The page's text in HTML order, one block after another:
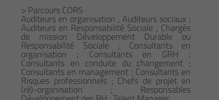
> Parcours CORS
Auditeurs en organisation ; Auditeurs sociaux ;
Auditeurs en Responsabilité Sociale ; Chargés
de mission Développement Durable ou
Responsabilité Sociale ; Consultants en
organisation ; Consultants en GRH ;
Consultants en conduite du changement ;
Consultants en management ; Consultants en
Risques professionnels ; Chefs de projet en
(ré)-organisation ; Responsables